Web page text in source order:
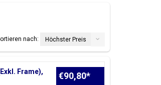
nach:
Höchster Preis
Frame),
€90,80*